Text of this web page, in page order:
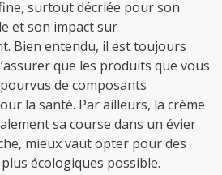
surtout décriée pour son
et son impact sur
Bien entendu, il est toujours
que les produits que vous
de composants
la santé. Par ailleurs, la crème
sa course dans un évier
mieux vaut opter pour des
écologiques possible.